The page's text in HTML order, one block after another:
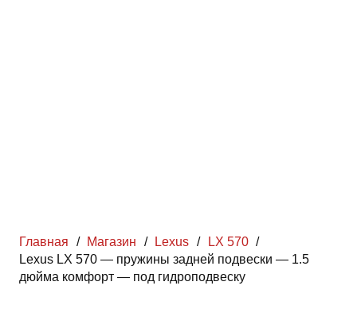
Главная / Магазин / Lexus / LX 570 /
Lexus LX 570 — пружины задней подвески — 1.5
дюйма комфорт — под гидроподвеску